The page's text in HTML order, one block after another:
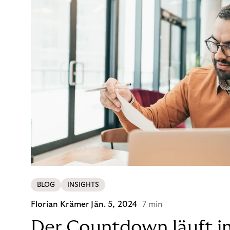
BLOG INSIGHTS
Florian Krämer Jän. 5, 2024 7 min